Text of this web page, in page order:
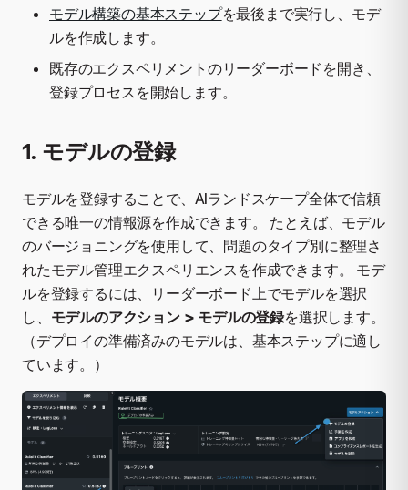
モデル構築の基本ステップを最後まで実行し、モデ
ルを作成します。
既存のエクスペリメントのリーダーボードを開き、
登録プロセスを開始します。
1. モデルの登録
モデルを登録することで、AIランドスケープ全体で信頼
できる唯一の情報源を作成できます。 たとえば、モデル
のバージョニングを使用して、問題のタイプ別に整理さ
れたモデル管理エクスペリエンスを作成できます。 モデ
ルを登録するには、リーダーボード上でモデルを選択
し、 モデルのアクション > モデルの登録を選択します。
（デプロイの準備済みのモデルは、基本ステップに適し
ています。）